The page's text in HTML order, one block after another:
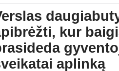
kur
aplinką